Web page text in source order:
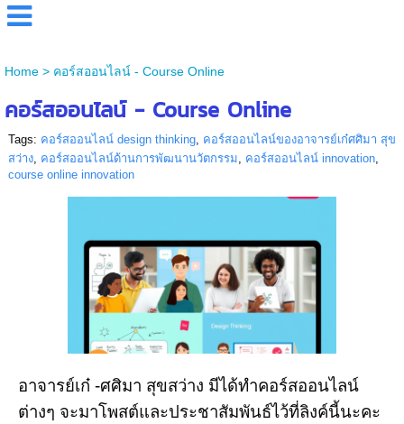
Home> คอร์สออนไลน์ - Course Online
คอร์สออนไลน์ - Course Online
Tags: คอร์สออนไลน์ design thinking, คอร์สออนไลน์ของอาจารย์เก๋ศศิมา สุข
สว่าง, คอร์สออนไลน์ด้านการพัฒนานวัตกรรม, คอร์สออนไลน์ innovation,
course online innovation
อาจารย์เก๋ -ศศิมา สุขสว่าง มีได้ทำคอร์สออนไลน์
ต่างๆ จะมาโพสต์และประชาสัมพันธ์ไว้ที่ลิงค์นี้นะคะ